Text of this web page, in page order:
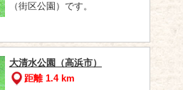
（街区公園）です。
大清水公園（高浜市）
距離 1.4 km